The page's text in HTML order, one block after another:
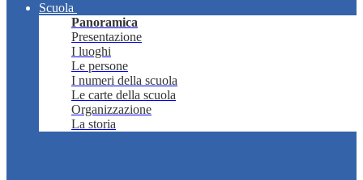
Scuola
Panoramica
Presentazione
I luoghi
Le persone
I numeri della scuola
Le carte della scuola
Organizzazione
La storia